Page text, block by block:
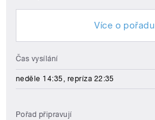
Více o pořadu
Čas vysílání
neděle 14:35, repríza 22:35
Pořad připravují